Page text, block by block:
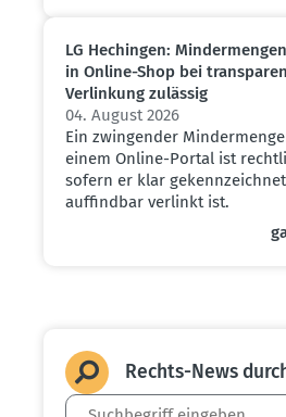
LG Hechingen:
in Online-Shop bei
Verlinkung zulässig
04. August 2026
Ein zwingender
einem Online-Portal ist
sofern er klar
auffindbar verlinkt ist.
Rechts-News